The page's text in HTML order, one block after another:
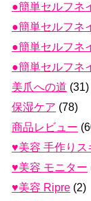
●簡単セルフネ
●簡単セルフネ
●簡単セルフネ
●簡単セルフネ
美爪への道 (31)
保湿ケア (78)
商品レビュー
♥美容 手作りス
♥美容 モニター
♥美容 Ripre (2)